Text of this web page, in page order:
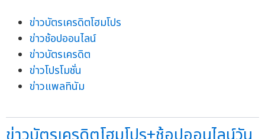
ข่าวบัตรเครดิตโฮมโปร
ข่าวช้อปออนไลน์
ข่าวบัตรเครดิต
ข่าวโปรโมชั่น
ข่าวแพลทินัม